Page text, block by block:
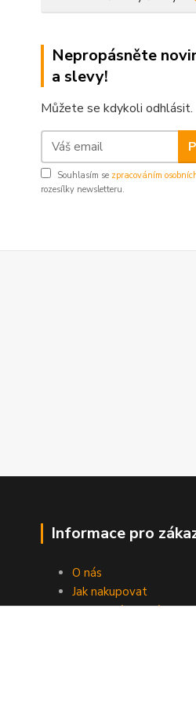
Nepropásněte
a slevy!
Můžete se kdykoli odhlásit.
Souhlasím se zpracováním
rozesílky newsletteru.
Informace pro
O nás
Jak nakupovat
Obchodní podmínky